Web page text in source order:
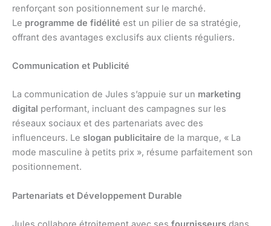
renforçant son positionnement sur le marché.
Le programme de fidélité est un pilier de sa stratégie,
offrant des avantages exclusifs aux clients réguliers.
Communication et Publicité
La communication de Jules s’appuie sur un marketing
digital performant, incluant des campagnes sur les
réseaux sociaux et des partenariats avec des
influenceurs. Le slogan publicitaire de la marque, « La
mode masculine à petits prix », résume parfaitement son
positionnement.
Partenariats et Développement Durable